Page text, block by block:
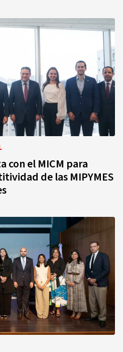
con el MICM para
de las MIPYMES